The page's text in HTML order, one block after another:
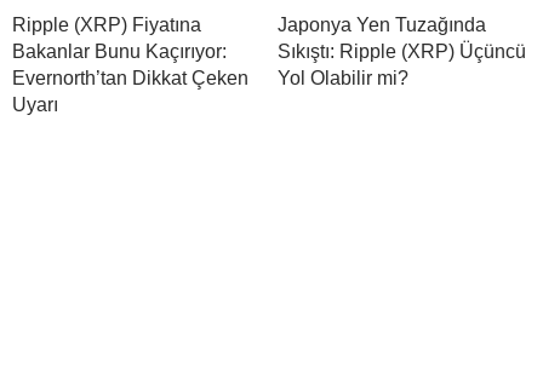
Ripple (XRP) Fiyatına
Bakanlar Bunu Kaçırıyor:
Evernorth’tan Dikkat Çeken
Uyarı
Japonya Yen Tuzağında
Sıkıştı: Ripple (XRP) Üçüncü
Yol Olabilir mi?